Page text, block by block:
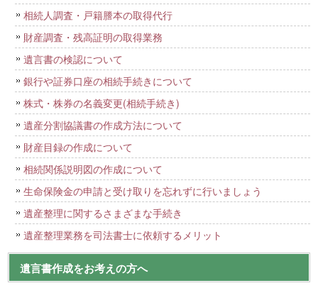
相続人調査・戸籍謄本の取得代行
財産調査・残高証明の取得業務
遺言書の検認について
銀行や証券口座の相続手続きについて
株式・株券の名義変更(相続手続き)
遺産分割協議書の作成方法について
財産目録の作成について
相続関係説明図の作成について
生命保険金の申請と受け取りを忘れずに行いましょう
遺産整理に関するさまざまな手続き
遺産整理業務を司法書士に依頼するメリット
遺言書作成をお考えの方へ